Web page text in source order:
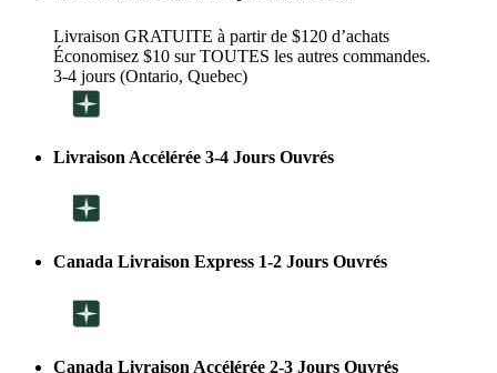
Livraison GRATUITE à partir de $120 d’achats
Économisez $10 sur TOUTES les autres commandes.
3-4 jours (Ontario, Quebec)
Livraison Accélérée 3-4 Jours Ouvrés
Canada Livraison Express 1-2 Jours Ouvrés
Canada Livraison Accélérée 2-3 Jours Ouvrés